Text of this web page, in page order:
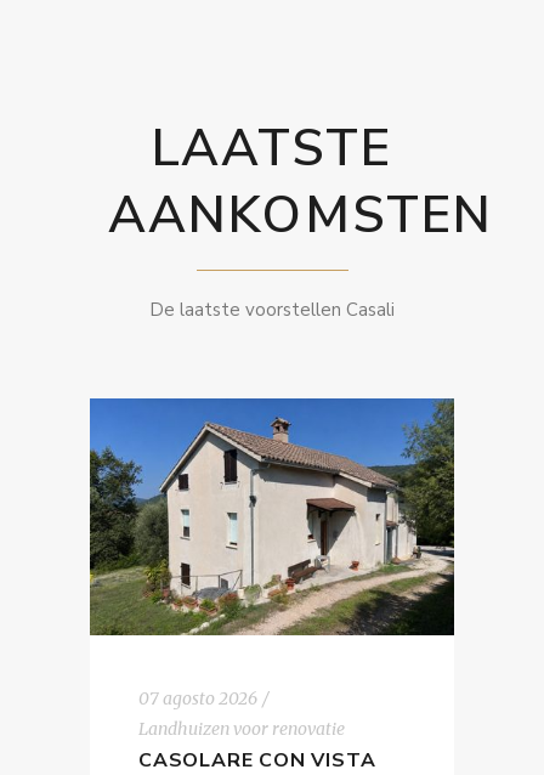
LAATSTE
AANKOMSTEN
De laatste voorstellen Casali
07 agosto 2026
Landhuizen voor renovatie
CASOLARE CON VISTA